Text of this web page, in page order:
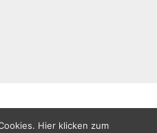
Hier klicken zum